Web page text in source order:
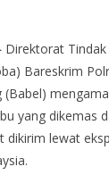
Direktorat Tindak
Bareskrim
yang dikemas
dikirim lewat